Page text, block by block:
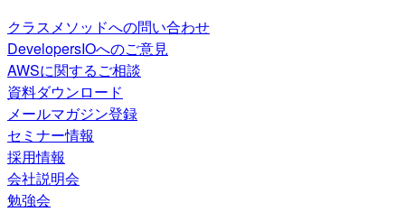
クラスメソッドへの問い合わせ
DevelopersIOへのご意見
AWSに関するご相談
資料ダウンロード
メールマガジン登録
セミナー情報
採用情報
会社説明会
勉強会